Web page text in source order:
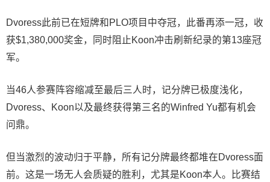
Dvoress此前已在短牌和PLO项目中夺冠，此番再添一冠，收
获$1,380,000奖金，同时阻止Koon冲击刷新纪录的第13座冠
军。
当46人参赛阵容缩减至最后三人时，记分牌已极度浅化，
Dvoress、Koon以及最终获得第三名的Winfred Yu都有机会
问鼎。
但当激烈的波动归于平静，所有记分牌最终都堆在Dvoress面
前。这是一场无人会质疑的胜利，尤其是Koon本人。比赛结